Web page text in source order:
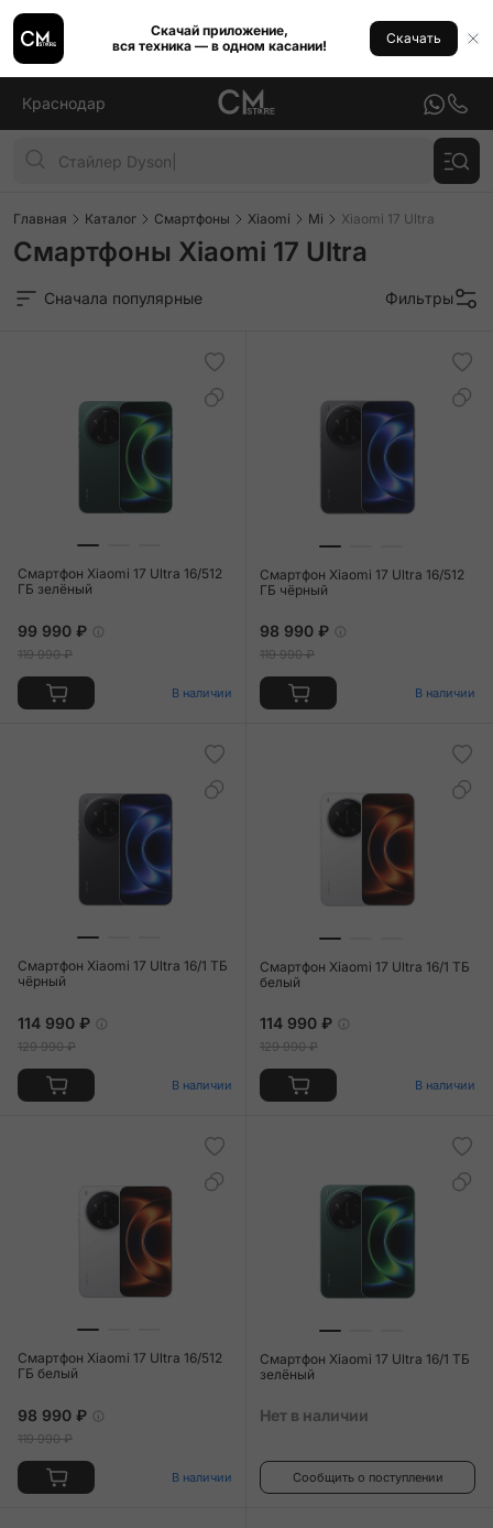
Скачай приложение,
вся техника — в одном касании!
Скачать
Краснодар
Главная Каталог Смартфоны Xiaomi Mi Xiaomi 17 Ultra
Смартфоны Xiaomi 17 Ultra
Сначала популярные Фильтры
Смартфон Xiaomi 17 Ultra 16/512
ГБ зелёный
99 990 ₽
119 990 ₽
В наличии
Смартфон Xiaomi 17 Ultra 16/512
ГБ чёрный
98 990 ₽
119 990 ₽
В наличии
Смартфон Xiaomi 17 Ultra 16/1 ТБ
чёрный
114 990 ₽
129 990 ₽
В наличии
Смартфон Xiaomi 17 Ultra 16/1 ТБ
белый
114 990 ₽
129 990 ₽
В наличии
Смартфон Xiaomi 17 Ultra 16/512
ГБ белый
98 990 ₽
119 990 ₽
В наличии
Смартфон Xiaomi 17 Ultra 16/1 ТБ
зелёный
Нет в наличии
Сообщить о поступлении